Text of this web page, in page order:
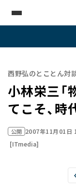
西野弘のとことん対
小林栄三「
てこそ、時
公開 2007年11月01日
[ITmedia]